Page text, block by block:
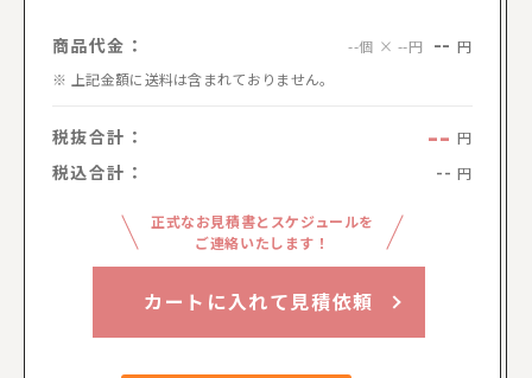
商品代金： --個 × --円 -- 円
上記金額に送料は含まれておりません。
税抜合計： -- 円
税込合計： -- 円
正式なお見積書とスケジュールを
ご連絡いたします！
カートに入れて見積依頼